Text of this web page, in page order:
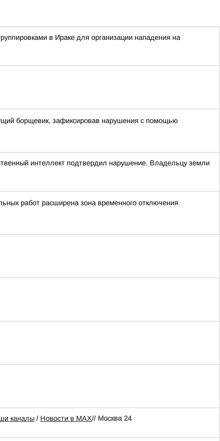
в Ираке для организации нападения на
борщевик, зафиксировав нарушения с помощью
интеллект подтвердил нарушение. Владельцу земли
работ расширена зона временного отключения
каналы / Новости в MAX// Москва 24